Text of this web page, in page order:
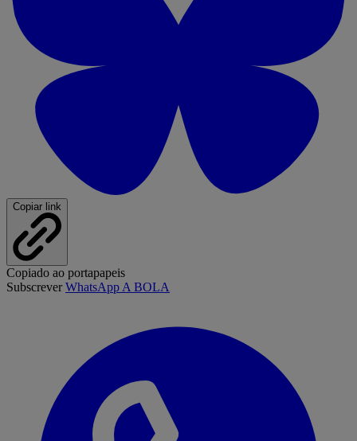
Copiar link
Copiado ao portapapeis
SubscreverWhatsApp A BOLA